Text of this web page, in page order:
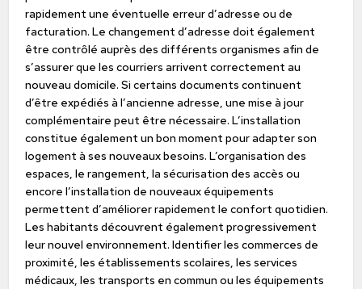
rapidement une éventuelle erreur d’adresse ou de
facturation. Le changement d’adresse doit également
être contrôlé auprès des différents organismes afin de
s’assurer que les courriers arrivent correctement au
nouveau domicile. Si certains documents continuent
d’être expédiés à l’ancienne adresse, une mise à jour
complémentaire peut être nécessaire. L’installation
constitue également un bon moment pour adapter son
logement à ses nouveaux besoins. L’organisation des
espaces, le rangement, la sécurisation des accès ou
encore l’installation de nouveaux équipements
permettent d’améliorer rapidement le confort quotidien.
Les habitants découvrent également progressivement
leur nouvel environnement. Identifier les commerces de
proximité, les établissements scolaires, les services
médicaux, les transports en commun ou les équipements